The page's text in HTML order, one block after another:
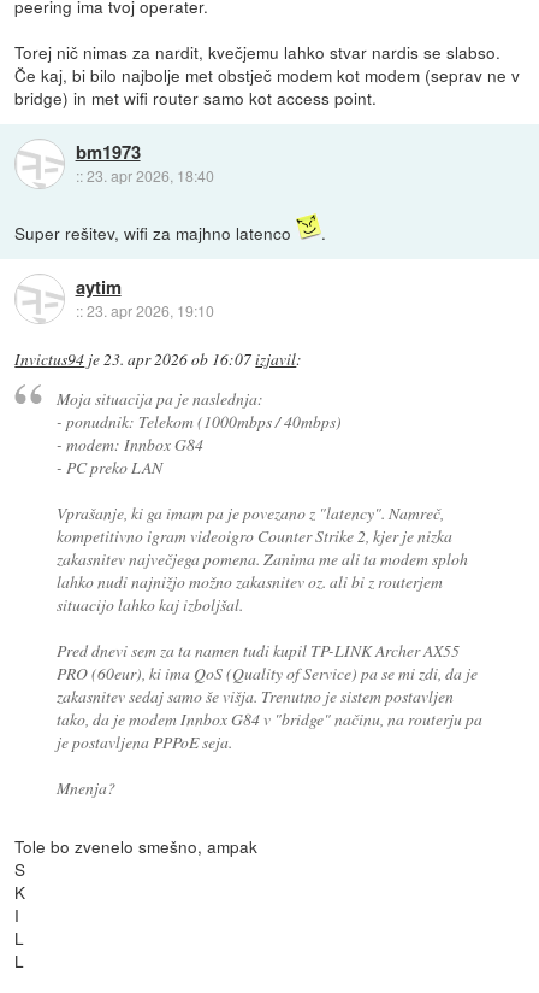
peering ima tvoj operater.
Torej nič nimas za nardit, kvečjemu lahko stvar nardis se slabso.
Če kaj, bi bilo najbolje met obstječ modem kot modem (seprav ne v
bridge) in met wifi router samo kot access point.
bm1973
::23. apr 2026, 18:40
Super rešitev, wifi za majhno latenco .
aytim
::23. apr 2026, 19:10
Invictus94 je23. apr 2026 ob 16:07izjavil:
Moja situacija pa je naslednja:
- ponudnik: Telekom (1000mbps / 40mbps)
- modem: Innbox G84
- PC preko LAN
Vprašanje, ki ga imam pa je povezano z "latency". Namreč,
kompetitivno igram videoigro Counter Strike 2, kjer je nizka
zakasnitev največjega pomena. Zanima me ali ta modem sploh
lahko nudi najnižjo možno zakasnitev oz. ali bi z routerjem
situacijo lahko kaj izboljšal.
Pred dnevi sem za ta namen tudi kupil TP-LINK Archer AX55
PRO (60eur), ki ima QoS (Quality of Service) pa se mi zdi, da je
zakasnitev sedaj samo še višja. Trenutno je sistem postavljen
tako, da je modem Innbox G84 v "bridge" načinu, na routerju pa
je postavljena PPPoE seja.
Mnenja?
Tole bo zvenelo smešno, ampak
S
K
I
L
L